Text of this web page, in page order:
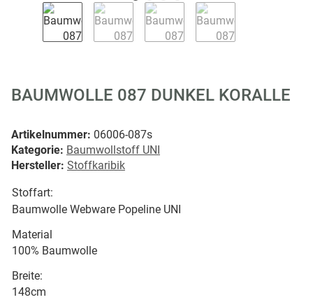
BAUMWOLLE 087 DUNKEL KORALLE
Artikelnummer: 06006-087s
Kategorie: Baumwollstoff UNI
Hersteller: Stoffkaribik
Stoffart:
Baumwolle Webware Popeline UNI
Material
100% Baumwolle
Breite:
148cm